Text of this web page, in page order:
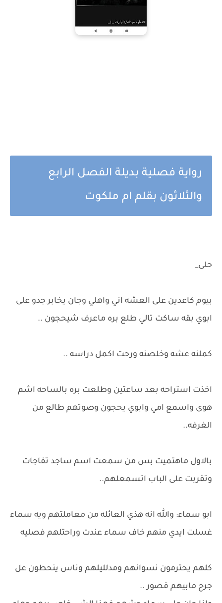
رواية فصلية بديلة الفصل الرابع
والثلاثون بقلم ام ملكوت
حلى_
بيوم كاعدين على العشه اني واهلي وجان يخابر جدو على
ابوي بقه ساكت تالي طلع بره ماعرف شيحجون ..
كملنه عشه وخلصنه ورحت اكمل دراسه ..
اخذت استراحه بعد ساعتين وطلعت بره بالساحه اشم
هوى واسمع امي وابوي يحجون وصوتهم طالع من
الغرفه..
بالاول ماهتميت بس من سمعت اسم ساجد تفاجات
وتقربت على الباب اتسمعلهم..
ابو سماء: والله انه هذي العائله من معاملتهم ويه سماء
غسلت ايدي منهم خاف سماء عندت وراحتلهم فصليه
كلهم يحترمون نسوانهم ومدلليلهم وناس ينحطون عل
جرح مابيهم قصور ..